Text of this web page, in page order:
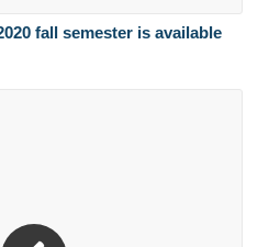
fall semester is available